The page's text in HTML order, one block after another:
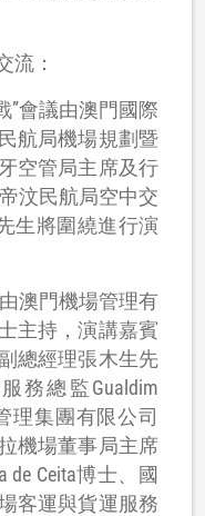
流：
”會議由澳門國際
航局機場規劃暨
空管局主席及行
汶民航局空中交
生將圍繞進行演
澳門機場管理有
主持，演講嘉賓
總經理張木生先
務總監Gualdim
理集團有限公司
機場董事局主席
de Ceita博士、國
客運與貨運服務